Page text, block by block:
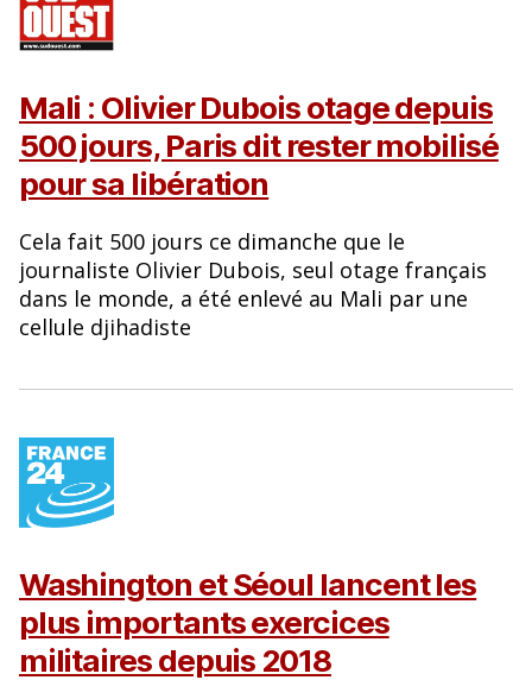
Mali : Olivier Dubois otage depuis
500 jours, Paris dit rester mobilisé
pour sa libération
Cela fait 500 jours ce dimanche que le
journaliste Olivier Dubois, seul otage français
dans le monde, a été enlevé au Mali par une
cellule djihadiste
Washington et Séoul lancent les
plus importants exercices
militaires depuis 2018